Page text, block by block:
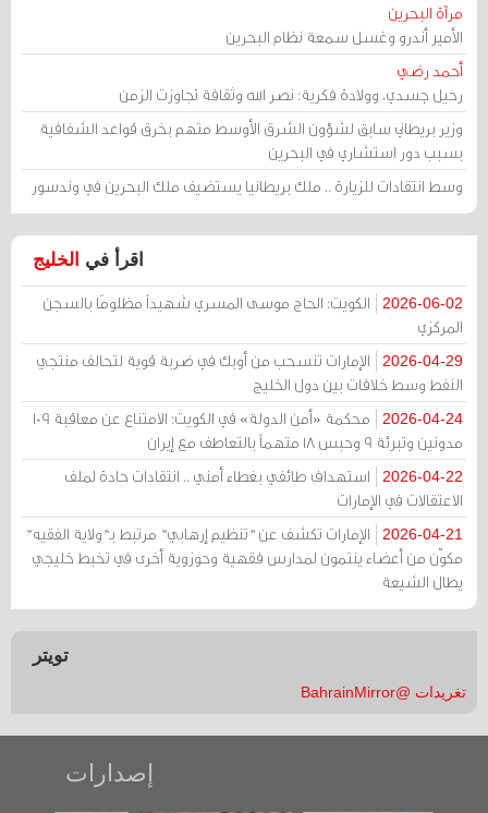
مرآة البحرين
الأمير أندرو وغسل سمعة نظام البحرين
أحمد رضي
رحيل جسدي، وولادة فكرية: نصر الله وثقافة تجاوزت الزمن
وزير بريطاني سابق لشؤون الشرق الأوسط متهم بخرق قواعد الشفافية
بسبب دور استشاري في البحرين
وسط انتقادات للزيارة .. ملك بريطانيا يستضيف ملك البحرين في وندسور
اقرأ في الخليج
2026-06-02
الكويت: الحاج موسى المسري شهيداً مظلومًا بالسجن
المركزي
2026-04-29
الإمارات تنسحب من أوبك في ضربة قوية لتحالف منتجي
النفط وسط خلافات بين دول الخليج
2026-04-24
محكمة «أمن الدولة» في الكويت: الامتناع عن معاقبة 109
مدونين وتبرئة 9 وحبس 18 متهماً بالتعاطف مع إيران
2026-04-22
استهداف طائفي بغطاء أمني .. انتقادات حادة لملف
الاعتقالات في الإمارات
2026-04-21
الإمارات تكشف عن "تنظيم إرهابي" مرتبط بـ"ولاية الفقيه"
مكوّن من أعضاء ينتمون لمدارس فقهية وحوزوية أخرى في تخبط خليجي
يطال الشيعة
تويتر
تغريدات @BahrainMirror
إصدارات